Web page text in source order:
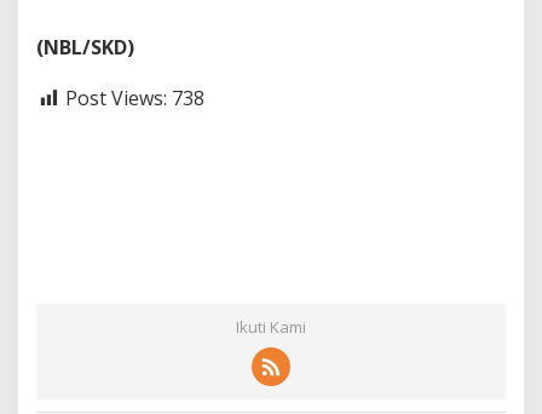
(NBL/SKD)
Post Views: 738
Ikuti Kami